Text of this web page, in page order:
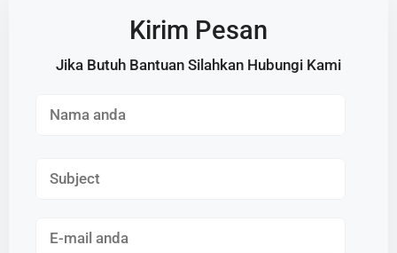
Kirim Pesan
Jika Butuh Bantuan Silahkan Hubungi Kami